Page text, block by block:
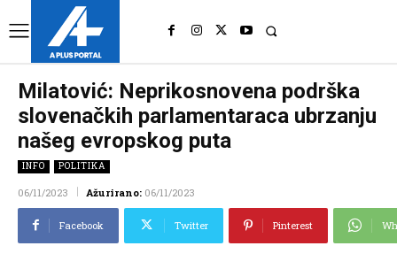
Milatović: Neprikosnovena podrška
slovenačkih parlamentaraca ubrzanju
našeg evropskog puta
INFO POLITIKA
06/11/2023 Ažurirano: 06/11/2023
Facebook Twitter Pinterest